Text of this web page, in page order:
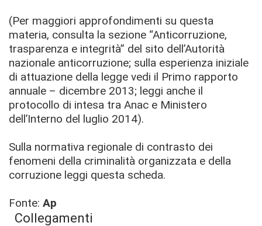
(Per maggiori approfondimenti su questa
materia, consulta la sezione “Anticorruzione,
trasparenza e integrità” del sito dell’Autorità
nazionale anticorruzione; sulla esperienza iniziale
di attuazione della legge vedi il Primo rapporto
annuale – dicembre 2013; leggi anche il
protocollo di intesa tra Anac e Ministero
dell’Interno del luglio 2014).
Sulla normativa regionale di contrasto dei
fenomeni della criminalità organizzata e della
corruzione leggi questa scheda.
Fonte: Ap
Collegamenti